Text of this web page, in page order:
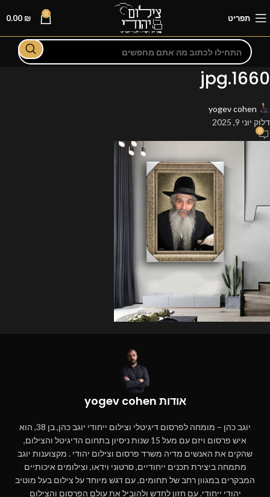
תפריט 0
0.00 ₪
1660.jpg
yogev cohen
דלוק יוני 9, 2025
0
אודות yogev cohen
יוגב כהן – מומחה לפרסום דיגיטלי וצילום ייחודי יוגב כהן, בן 38, הוא
איש פרסום ויזם עם מעל 15 שנות ניסיון בתחום הדיגיטל והצילום,
שהקים את האנשים מדיה משרד פרסום וצילום יהודי . מקצוענות יוגב
מתמחה ביצירת תכנים ייחודיים, סרטוני וידאו, וצילומים איכותיים
המבקרים במגוון רחב של תחומים, עם דגש מיוחד על צילום בעל מוטיב
יהודי ייחודי. עם חזון לחדש ולהוביל את עולם הפרסום והצילום